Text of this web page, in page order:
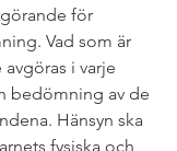
för
Vad som är
i varje
bedömning av de
Hänsyn ska
fysiska och